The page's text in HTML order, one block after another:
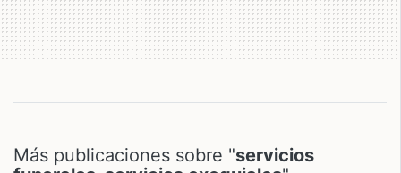
Más publicaciones sobre "servicios